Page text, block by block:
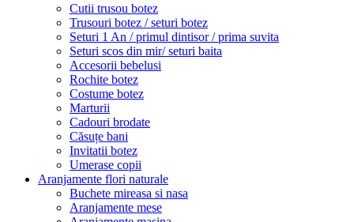
Cutii trusou botez
Trusouri botez / seturi botez
Seturi 1 An / primul dintisor / prima suvita
Seturi scos din mir/ seturi baita
Accesorii bebelusi
Rochite botez
Costume botez
Marturii
Cadouri brodate
Căsuțe bani
Invitatii botez
Umerase copii
Aranjamente flori naturale
Buchete mireasa si nasa
Aranjamente mese